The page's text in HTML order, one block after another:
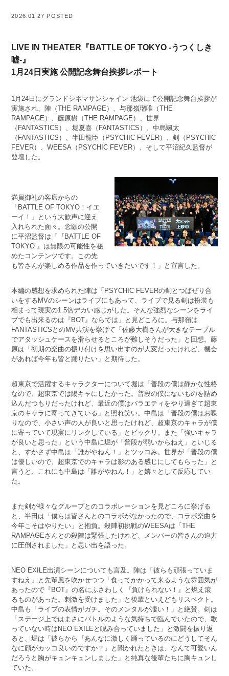
2026.01.27 POSTED
LIVE IN THEATER『BATTLE OF TOKYO -うつくしき
嘘-』
1月24日実施 公開記念舞台挨拶レポート
1月24日にグランドシネマサンシャイン 池袋にて公開記念舞台挨拶が
実施され、陣（THE RAMPAGE）、与那嶺瑠唯（THE
RAMPAGE）、藤原樹（THE RAMPAGE）、世界
（FANTASTICS）、堀夏喜（FANTASTICS）、中島颯太
（FANTASTICS）、半⽥⿓⾂（PSYCHIC FEVER）、剣（PSYCHIC
FEVER）、WEESA（PSYCHIC FEVER）、そして平沼紀久監督が
登壇した。
満員御礼の客席からの
「BATTLE OF TOKYO！イエ
ーイ！」という大歓声に迎え
入れられた面々。念願の公開
に平沼監督は「『BATTLE OF
TOKYO 』は無限の可能性を秘
めたコンテンツです。この先
も皆さんが楽しめる作品を作っていきたいです！」と宣言した。
本編の感想を求められた陣は「PSYCHIC FEVERの剣とつばぜり合
いをするMVのシーンはライブにもあって、ライブで見る剣は扮装も
相まって現実の1.5倍デカい感じがした。そんな強烈なシーンをライ
ブでも出来るのは『BOT』ならでは」と見どころに。与那嶺は
FANTASTICSとのMV共演を挙げて「佐藤大樹さんが大きなテーブル
でアタッシュケースを滑らせるところが難しそうだった」と回想。藤
原は「初期の楽曲の振り付けを思い出すのが大変だったけれど、機会
があれば今年も皆と踊りたい」と期待した。
超東京で活躍するキャラクターについて堀は「普段の僕は静かな性格
なので、超東京では陽キャにしたかった。普段の僕にないものを詰め
込んだつもりだったけれど、最近の僕はバラエティをやり過ぎて超東
京のキャラに寄ってきている」と照れ笑い。中島は「普段の僕はお喋
りなので、小さい声の人が良いと思ったけれど、超東京のキャラが僕
に寄っていて現実にリンクしている」とビックリ。また「強いキャラ
が良いと思った」という中島に堀が「普段が弱いからねえ」といじる
と、すかさず中島は「誰がやねん！」とツッコみ。世界が「普段の僕
は優しいので、超東京でのキャラは影のある感じにしてもらった」と
言うと、これにも中島は「誰がやねん！」と嬉々として反応してい
た。
また剣が様々なグループとのコラボレーションを見どころに挙げる
と、半田は「僕らは皆さんとのコラボがなかったので、コラボ楽曲を
今年こそはやりたい」と抱負。殺陣初挑戦のWEESAは「THE
RAMPAGEさんとの殺陣は緊張したけれど、メンバーの皆さんの迫力
に圧倒されました」と思い出を語った。
NEO EXILE出演シーンについても言及。陣は「彼らも頑張っていま
すねえ」と先輩風を吹かせつつ「食ってかかって来るような雰囲気が
あったので『BOT』の名にふさわしく『負けられない！』と燃え滾
るものがあった。刺激を受けました」と後輩といえどもリスペクト。
中島も「ライブの表情がガチ。そのメンタルが凄い！」と絶賛。剣は
「ステージ上ではまさにバトルのような気持ちで臨んでいたので、歌
っていない時はNEO EXILEと睨み合っていました」と激闘を振り返
ると、堀は「彼らから『あんなに激しく踊っているのにどうしてそん
なに顔がカッコ良いのですか？』と聞かれたときは、なんて可愛いん
だろうと胸がキュンキュンしました」と純真な後輩たちに胸キュンし
ていた。